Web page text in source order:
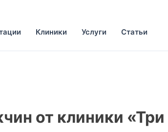
Клиники Услуги Статьи
от клиники «Три